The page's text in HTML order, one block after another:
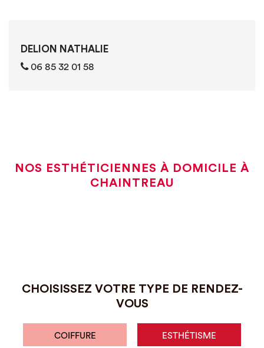
DELION NATHALIE
06 85 32 01 58
NOS ESTHÉTICIENNES À DOMICILE À
CHAINTREAU
CHOISISSEZ VOTRE TYPE DE RENDEZ-
VOUS
COIFFURE ESTHÉTISME